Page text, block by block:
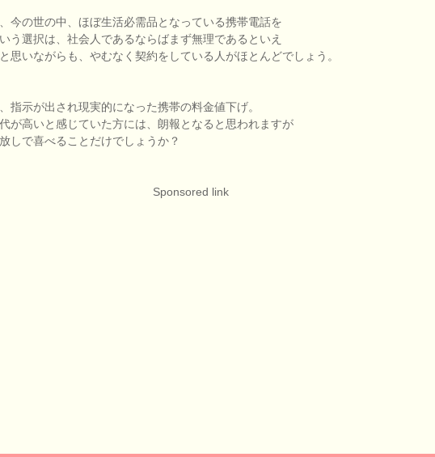
今の世の中、ほぼ生活必需品となっている携帯電話を
う選択は、社会人であるならばまず無理であるといえ
思いながらも、やむなく契約をしている人がほとんどでしょう。
指示が出され現実的になった携帯の料金値下げ。
が高いと感じていた方には、朗報となると思われますが
しで喜べることだけでしょうか？
Sponsored link